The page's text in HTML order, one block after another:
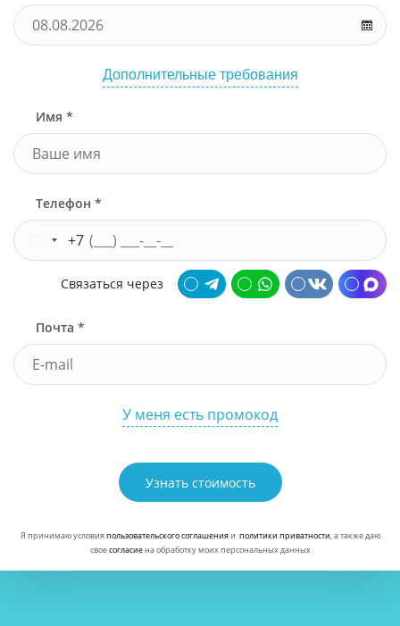
Дополнительные требования
Имя *
Телефон *
+7
Связаться через
Почта *
У меня есть промокод
Узнать стоимость
Я принимаю условияпользовательского соглашенияи политики приватности, а также даю
своесогласиена обработку моих персональных данных